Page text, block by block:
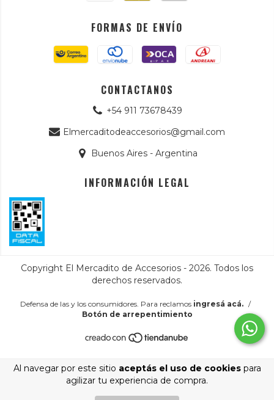
Al navegar por este sitio aceptás el uso de cookiespara
agilizar tu experiencia de compra.
FORMAS DE ENVÍO
CONTACTANOS
+54 911 73678439
Elmercaditodeaccesorios@gmail.com
Buenos Aires - Argentina
INFORMACIÓN LEGAL
Copyright El Mercadito de Accesorios - 2026. Todos los
derechos reservados.
Defensa de las y los consumidores. Para reclamos ingresá acá. /
Botón de arrepentimiento